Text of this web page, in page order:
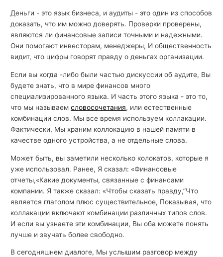
Деньги - это язык бизнеса, и аудиты - это один из способов
доказать, что им можно доверять. Проверки проверены,
являются ли финансовые записи точными и надежными.
Они помогают инвесторам, менеджеры, И общественность
видит, что цифры говорят правду о деньгах организации.
Если вы когда -либо были частью дискуссии об аудите, Вы
будете знать, что в мире финансов много
специализированного языка. И часть этого языка - это то,
что мы называемсловосочетания, или естественные
комбинации слов. Мы все время используем коллакации.
Фактически, Мы храним коллокацию в нашей памяти в
качестве одного устройства, а не отдельные слова.
Может быть, вы заметили несколько колокатов, которые я
уже использовал. Ранее, Я сказал: «Финансовые
отчеты,«Какие документы, связанные с финансами
компании. Я также сказал: «Чтобы сказать правду,”Что
является глаголом плюс существительное, Показывая, что
коллакации включают комбинации различных типов слов.
И если вы узнаете эти комбинации, Вы оба можете понять
лучше и звучать более свободно.
В сегодняшнем диалоге, Мы услышим разговор между